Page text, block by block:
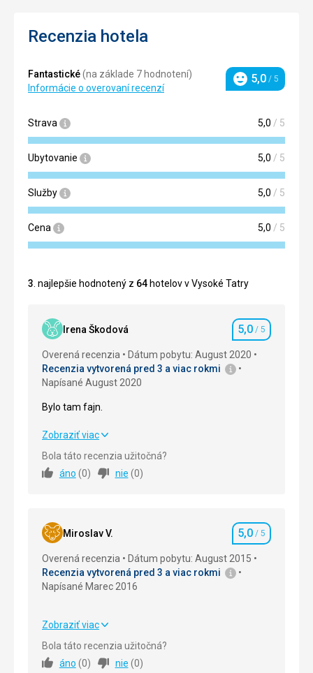
Recenzia hotela
Fantastické(na základe 7 hodnotení)
Informácie o overovaní recenzí
Hodnotenie
5,0 / 5
Strava 5,0 / 5
Ubytovanie 5,0 / 5
Služby 5,0 / 5
Cena 5,0 / 5
3 . najlepšie hodnotený z 64 hotelov v Vysoké Tatry
Irena Škodová Hodnotenie
5,0 / 5
Overená recenzia
Dátum pobytu: August 2020
Recenzia vytvorená pred 3 a viac rokmi
Napísané August 2020
Bylo tam fajn.
Bylo tam fajn.
Strava
Služby 5,0/ 5
Cena
Snídaně byly moc dobré.
Ubytovanie
Pokoj byl prostorný, čistý, naprosto vyhovující.
Zobraziť viac
Bola táto recenzia užitočná?
áno (0) nie (0)
Miroslav V. Hodnotenie
5,0 / 5
Overená recenzia
Dátum pobytu: August 2015
Recenzia vytvorená pred 3 a viac rokmi
Napísané Marec 2016
Ubytovanie
Zobraziť viac
Bola táto recenzia užitočná?
áno (0) nie (0)